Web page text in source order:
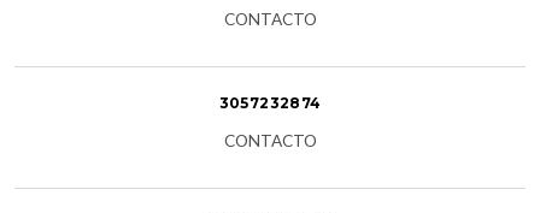
CONTACTO
3057232874
CONTACTO